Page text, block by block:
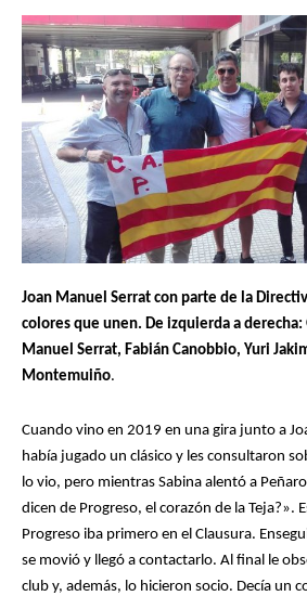
canción no es otro
Serrat, quién hoy 27
2025 cumple
Por Gustavo Castiñeira
Maradona, uno y basta. Di Stéfano era un pozo
quienes han hecho que brille el sol de nuestro
sus méritos, a cada quien lo suyo, pero para mí
canción no es otro
Serrat, quién hoy 27
2025 cumple
Por Gustavo Castiñeira
Maradona, uno y basta. Di Stéfano era un pozo
quienes han hecho que brille el sol de nuestro
sus méritos, a cada quien lo suyo, pero para mí
Joan Manuel Serrat con parte de la
colores que unen. De izquierda a derecha:
Manuel Serrat, Fabián Canobbio, Yuri
Montemuiño.
Cuando vino en 2019 en una gira junto a
había jugado un clásico y les consultaron
lo vio, pero mientras Sabina alentó a
dicen de Progreso, el corazón de la Teja?».
Progreso iba primero en el Clausura.
se movió y llegó a contactarlo. Al final le
club y, además, lo hicieron socio. Decía un